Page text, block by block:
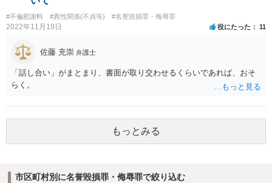
うな案が出てきます。
#不倫慰謝料 #異性関係(不貞等) #名誉毀損罪・侮辱罪
2022年11月19日 役にたった 11
佐藤 充崇 弁護士
「話し合い」がまとまり、書面が取り交わせるくらいであれば、おそ
らく。
もっとみる
市区町村別に名誉毀損罪・侮辱罪で絞り込む